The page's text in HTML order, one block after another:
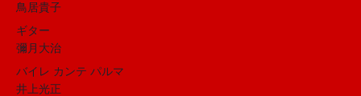
鳥居貴子
ギター
彌月大治
バイレ カンテ パルマ
井上光正